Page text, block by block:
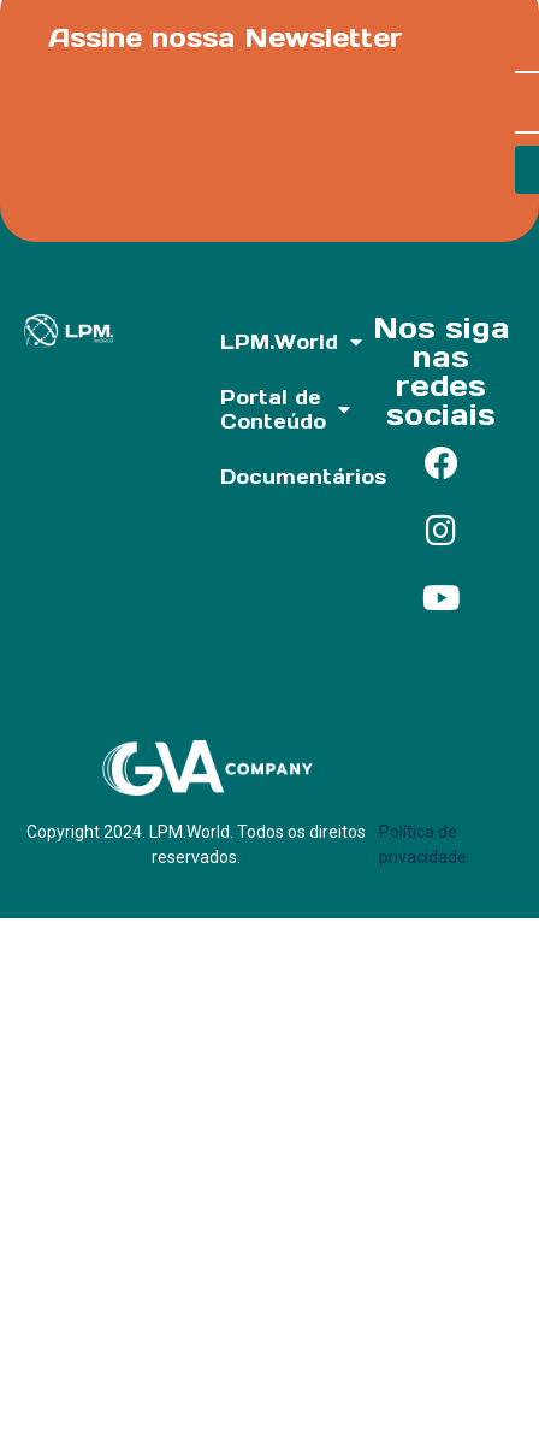
Assine nossa Newsletter
LPM.World
Portal de
Conteúdo
Documentários
Nos siga
nas
redes
sociais
Copyright 2024. LPM.World. Todos os direitos
reservados.
Política de
privacidade.